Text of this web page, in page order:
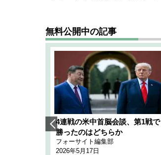
無料公開中の記事
4連戦の米中首脳会談、第1戦で
勝ったのはどちらか
フォーサイト編集部
2026年5月17日